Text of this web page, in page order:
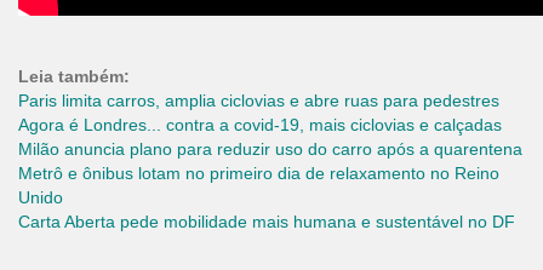
Leia também:
Paris limita carros, amplia ciclovias e abre ruas para pedestres
Agora é Londres... contra a covid-19, mais ciclovias e calçadas
Milão anuncia plano para reduzir uso do carro após a quarentena
Metrô e ônibus lotam no primeiro dia de relaxamento no Reino
Unido
Carta Aberta pede mobilidade mais humana e sustentável no DF